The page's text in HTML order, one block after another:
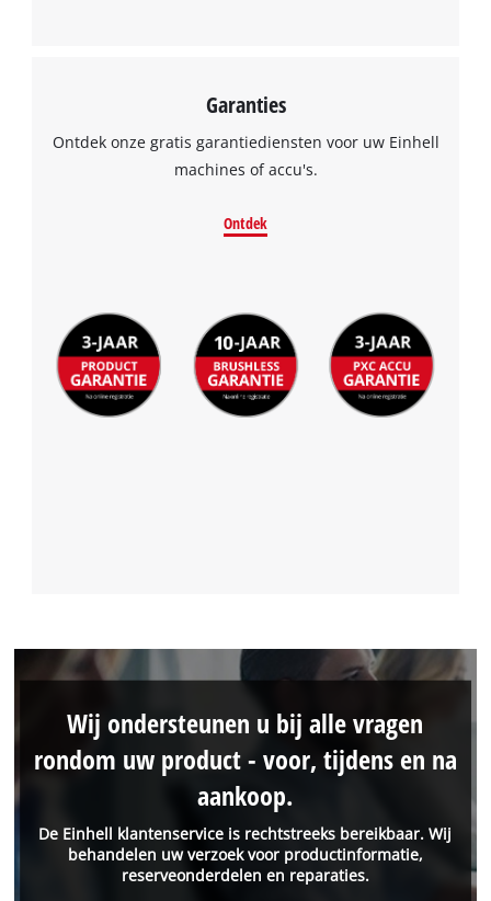
Garanties
Ontdek onze gratis garantiediensten voor uw Einhell
machines of accu's.
Ontdek
De Einhell klantenservice is rechtstreeks bereikbaar. Wij
behandelen uw verzoek voor productinformatie,
reserveonderdelen en reparaties.
Wij ondersteunen u bij alle vragen
rondom uw product - voor, tijdens en na
aankoop.